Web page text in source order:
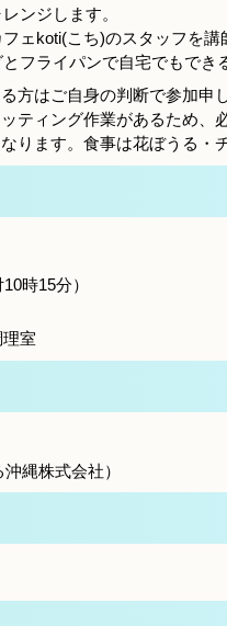
ンジします。
ェkoti(こち)のスタッフを講
フライパンで自宅でもでき
方はご自身の判断で参加申
ティング作業があるため、
ります。食事は花ぼうる・
時15分）
室
縄株式会社）